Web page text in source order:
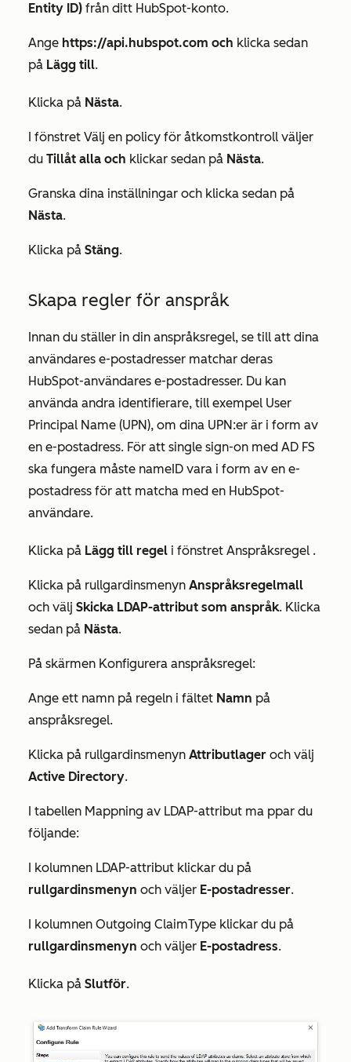
Entity ID) från ditt HubSpot-konto.
Ange https://api.hubspot.com och klicka sedan
på Lägg till.
Klicka på Nästa.
I fönstret Välj en policy för åtkomstkontroll väljer
du Tillåt alla och klickar sedan på Nästa.
Granska dina inställningar och klicka sedan på
Nästa.
Klicka på Stäng.
Skapa regler för anspråk
Innan du ställer in din anspråksregel, se till att dina
användares e-postadresser matchar deras
HubSpot-användares e-postadresser. Du kan
använda andra identifierare, till exempel User
Principal Name (UPN), om dina UPN:er är i form av
en e-postadress. För att single sign-on med AD FS
ska fungera måste nameID vara i form av en e-
postadress för att matcha med en HubSpot-
användare.
Klicka på Lägg till regel i fönstret Anspråksregel .
Klicka på rullgardinsmenyn Anspråksregelmall
och välj Skicka LDAP-attribut som anspråk. Klicka
sedan på Nästa.
På skärmen Konfigurera anspråksregel:
Ange ett namn på regeln i fältet Namn på
anspråksregel.
Klicka på rullgardinsmenyn Attributlager och välj
Active Directory.
I tabellen Mappning av LDAP-attribut ma ppar du
följande:
I kolumnen LDAP-attribut klickar du på
rullgardinsmenyn och väljer E-postadresser.
I kolumnen Outgoing ClaimType klickar du på
rullgardinsmenyn och väljer E-postadress.
Klicka på Slutför.